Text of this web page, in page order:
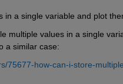
a single variable and plot
multiple values in a single
a similar case:
75677-how-can-i-store-